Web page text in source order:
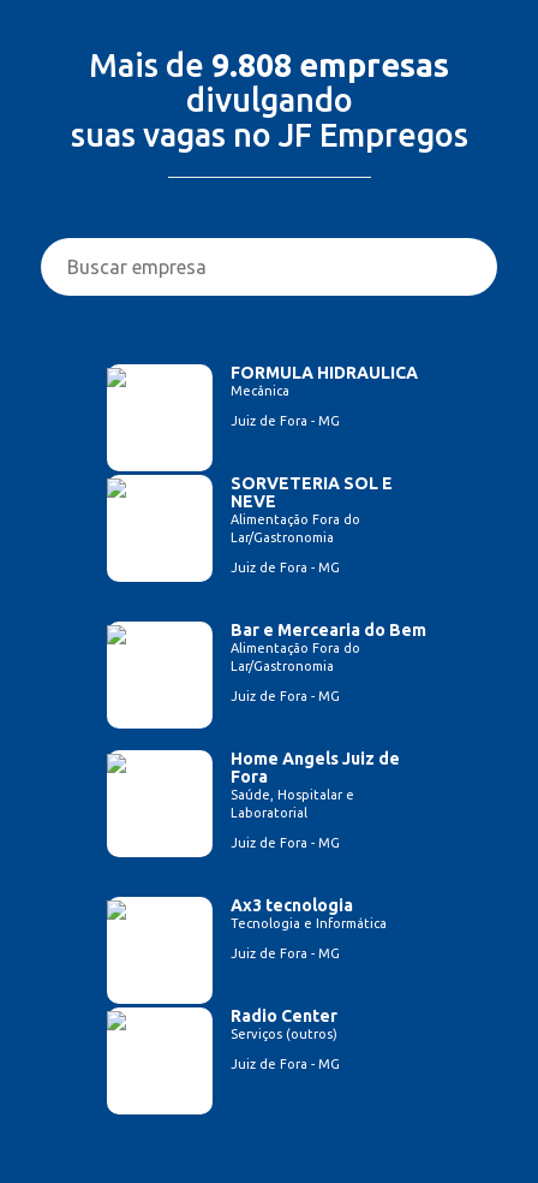
Mais de 9.808 empresas
divulgando
suas vagas no JF Empregos
FORMULA HIDRAULICA
Mecânica
Juiz de Fora - MG
SORVETERIA SOL E
NEVE
Alimentação Fora do
Lar/Gastronomia
Juiz de Fora - MG
Bar e Mercearia do Bem
Alimentação Fora do
Lar/Gastronomia
Juiz de Fora - MG
Home Angels Juiz de
Fora
Saúde, Hospitalar e
Laboratorial
Juiz de Fora - MG
Ax3 tecnologia
Tecnologia e Informática
Juiz de Fora - MG
Radio Center
Serviços (outros)
Juiz de Fora - MG